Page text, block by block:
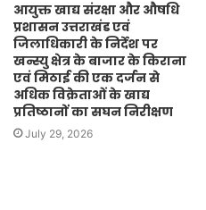
आयुक्त खाद्य संरक्षा और औषधि
प्रशासन उत्तराखंड एवं
जिलाधिकारी के निर्देश पर
खन्स्यु क्षेत्र के बाजार के किराना
एवं मिठाई की एक दर्जन से
अधिक विक्रेताओं के खाद्य
प्रतिष्ठानों का सघन निरीक्षण
July 29, 2026